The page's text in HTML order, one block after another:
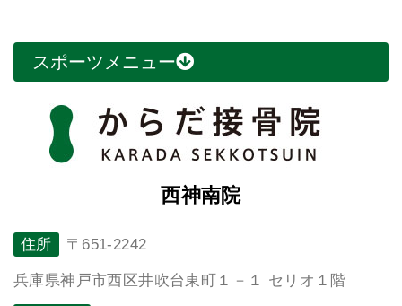
スポーツメニュー
西神南院
住所 〒651-2242
兵庫県神戸市西区井吹台東町１－１ セリオ１階